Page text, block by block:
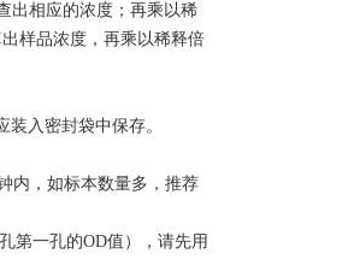
出相应的浓度；再乘以稀
样品浓度，再乘以稀释倍
入密封袋中保存。
内，如标本数量多，推荐
第一孔的OD值），请先用